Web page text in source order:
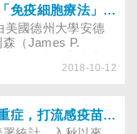
病患，若合併使用
亡風險，相關成果
術期刊
Med.》上。
衛福部核可使用的「免疫細胞療法」是什麼？
美國德州大學安德
（James P.
發現透過抑制免疫負
接受六項免疫細胞
效果不佳的癌末病
2018-10-12
擔心流感併發肺炎重症，打流感疫苗夠防護嗎？